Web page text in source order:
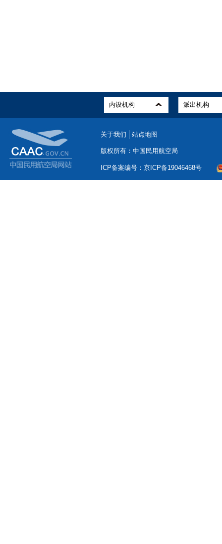
关于我们 站点地图
版权所有：中国民用航空局
ICP备案编号：京ICP备19046468号